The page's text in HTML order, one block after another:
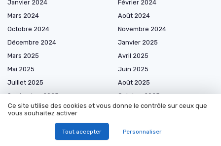
Janvier 2024
Février 2024
Mars 2024
Août 2024
Octobre 2024
Novembre 2024
Décembre 2024
Janvier 2025
Mars 2025
Avril 2025
Mai 2025
Juin 2025
Juillet 2025
Août 2025
Septembre 2025
Octobre 2025
Novembre 2025
Décembre 2025
Avril 2026
Ce site utilise des cookies et vous donne le contrôle sur ceux que
vous souhaitez activer
Tout accepter Personnaliser